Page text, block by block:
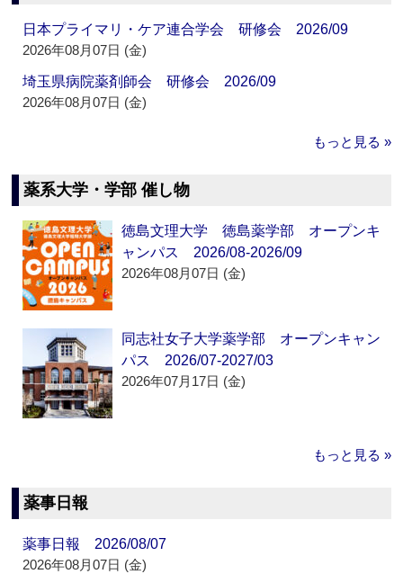
日本プライマリ・ケア連合学会 研修会 2026/09
2026年08月07日 (金)
埼玉県病院薬剤師会 研修会 2026/09
2026年08月07日 (金)
もっと見る »
薬系大学・学部 催し物
徳島文理大学 徳島薬学部 オープンキ
ャンパス 2026/08-2026/09
2026年08月07日 (金)
同志社女子大学薬学部 オープンキャン
パス 2026/07-2027/03
2026年07月17日 (金)
もっと見る »
薬事日報
薬事日報 2026/08/07
2026年08月07日 (金)